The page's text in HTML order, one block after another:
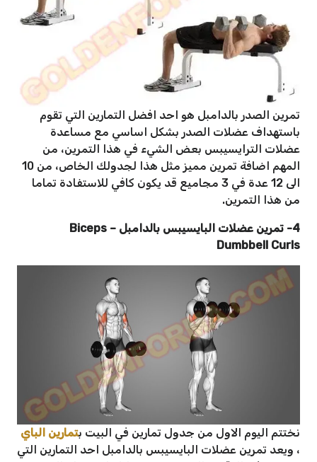
تمرين الصدر بالدامبل هو احد افضل التمارين التي تقوم
باستهداف عضلات الصدر بشكل اساسي مع مساعدة
عضلات الترايسيبس بعض الشيء في هذا التمرين، من
المهم اضافة تمرين مميز مثل هذا لجدولك الخاص، من 10
الى 12 عدة في 3 مجاميع قد يكون كافي للاستفادة تماما
من هذا التمرين.
4- تمرين عضلات البايسيبس بالدامبل –
Biceps
Dumbbell Curls
نختتم اليوم الاول من جدول تمارين في البيت بتمارين الباي
، ويعد تمرين عضلات البايسيبس بالدامبل احد التمارين التي